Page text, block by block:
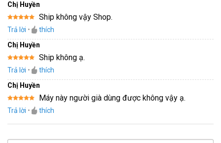
Chị Huyền
Được xếp
hạng5 5
Ship không vậy Shop.
Trả lời •
thích
Chị Huyền
Được xếp
hạng5 5
Ship không ạ.
Trả lời •
thích
Chị Huyền
Được xếp
hạng5 5
Máy này người già dùng được không vậy ạ.
Trả lời • thích